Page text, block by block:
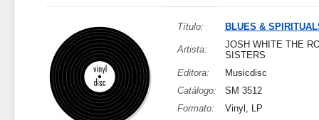
Título: BLUES &
Artista:
JOSH WHITE THE
SISTERS
Editora:
Musicdisc
Catálogo:
SM 3512
Formato:
Vinyl, LP